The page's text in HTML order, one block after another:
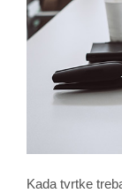
Kada tvrtke